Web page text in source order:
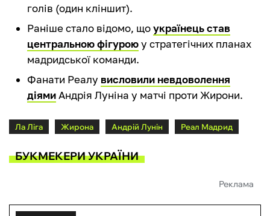
голів (один кліншит).
Раніше стало відомо, щоукраїнець став
центральною фігуроюу стратегічних планах
мадридської команди.
Фанати Реалу висловили невдоволення
діямиАндрія Луніна у матчі проти Жирони.
Ла Ліга Жирона Андрій Лунін Реал Мадрид
БУКМЕКЕРИ УКРАЇНИ
Реклама